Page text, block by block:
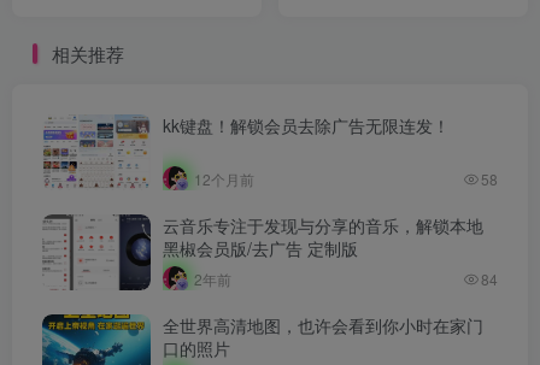
相关推荐
kk键盘！解锁会员去除广告无限连发！
12个月前 58
云音乐专注于发现与分享的音乐，解锁本地
黑椒会员版/去广告 定制版
2年前 84
全世界高清地图，也许会看到你小时在家门
口的照片